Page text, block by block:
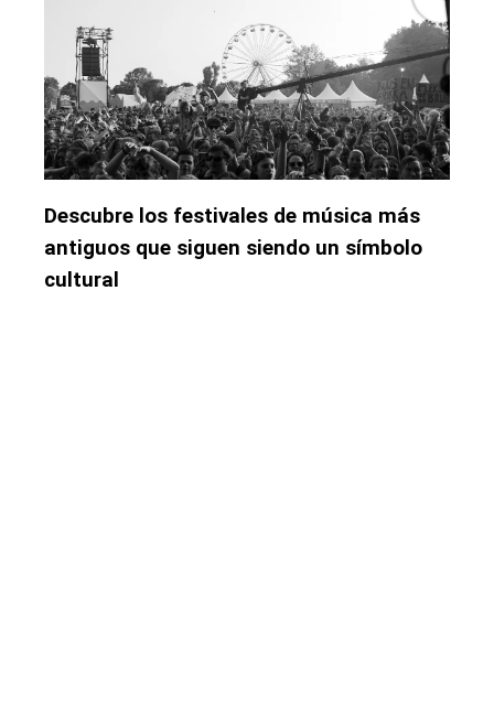
Descubre los festivales de música más
antiguos que siguen siendo un símbolo
cultural